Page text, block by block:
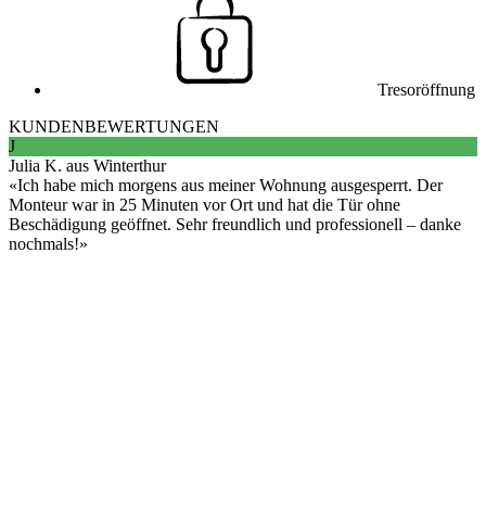
Tresoröffnung
KUNDENBEWERTUNGEN
J
Julia K. aus Winterthur
Ich habe mich morgens aus meiner Wohnung ausgesperrt. Der
Monteur war in 25 Minuten vor Ort und hat die Tür ohne
Beschädigung geöffnet. Sehr freundlich und professionell – danke
nochmals!